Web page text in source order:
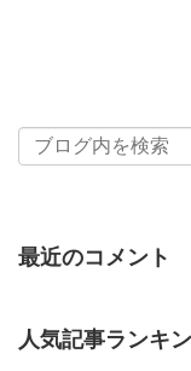
最近のコメント
人気記事ランキ